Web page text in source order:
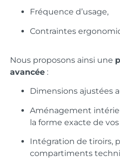
Fréquence d’usage,
Contraintes
Nous proposons ainsi une
avancée :
Dimensions ajustées
Aménagement
la forme exacte de
Intégration de tiroirs,
compartiments